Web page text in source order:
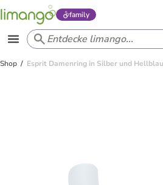
family
Shop Esprit Damenring in Silber und